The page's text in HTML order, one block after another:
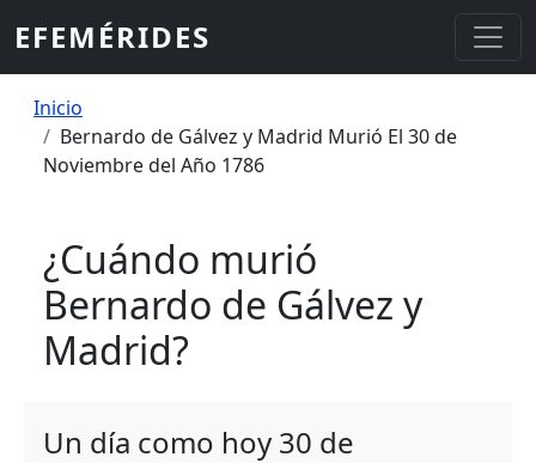
EFEMÉRIDES
Sobrescribir enlaces de ayuda a la
Inicio
Bernardo de Gálvez y Madrid Murió El 30 de
Noviembre del Año 1786
¿Cuándo murió
Bernardo de Gálvez y
Madrid?
Un día como hoy 30 de